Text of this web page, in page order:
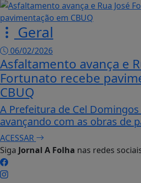
Geral
06/02/2026
Asfaltamento avança e
Fortunato recebe
CBUQ
A Prefeitura de Cel
avançando com as obras de
ACESSAR
Siga Jornal A Folha nas redes